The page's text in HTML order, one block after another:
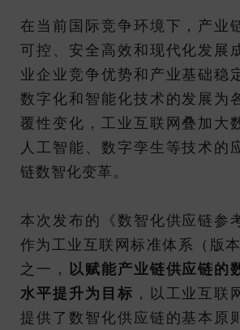
在当前国际竞争环境下，产业
可控、安全高效和现代化发展
业企业竞争优势和产业基础稳
数字化和智能化技术的发展为
覆性变化，工业互联网叠加大
人工智能、数字孪生等技术的
链数智化变革。
本次发布的《数智化供应链参
作为工业互联网标准体系（版
之一， 以赋能产业链供应链的
水平提升为目标 ，以工业互联
提供了数智化供应链的基本原